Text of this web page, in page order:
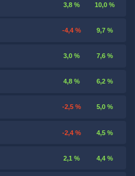
3,8 % 10,0 %
-4,4 % 9,7 %
3,0 % 7,6 %
4,8 % 6,2 %
-2,5 % 5,0 %
-2,4 % 4,5 %
2,1 % 4,4 %